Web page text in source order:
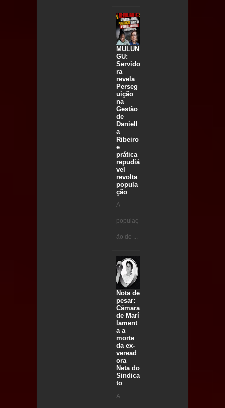
MULUN
GU:
Servido
ra
revela
Perseg
uição
na
Gestão
de
Daniell
a
Ribeiro
e
prática
repudiá
vel
revolta
popula
ção
A
populaç
ão de ...
Nota de
pesar:
Câmara
de Marí
lament
a a
morte
da ex-
veread
ora
Neta do
Sindica
to
A